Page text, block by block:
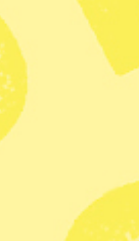
Publicerad 2018-11-01
Två nya
Klas Lundström
Tidningen Global